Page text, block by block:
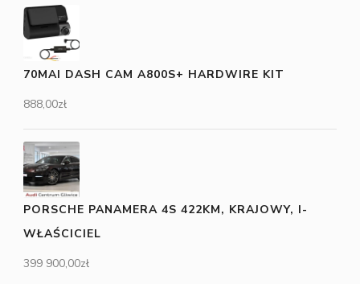
70MAI DASH CAM A800S+ HARDWIRE KIT
888,00zł
PORSCHE PANAMERA 4S 422KM, KRAJOWY, I-
WŁAŚCICIEL
399 900,00zł